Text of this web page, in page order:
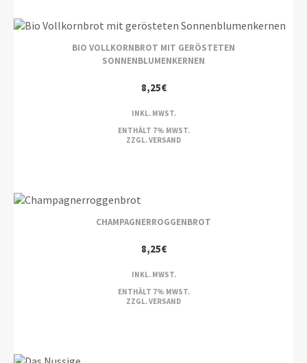
BIO VOLLKORNBROT MIT GERÖSTETEN
SONNENBLUMENKERNEN
8,25€
INKL. MWST.
ENTHÄLT 7% MWST.
ZZGL.VERSAND
CHAMPAGNERROGGENBROT
8,25€
INKL. MWST.
ENTHÄLT 7% MWST.
ZZGL.VERSAND